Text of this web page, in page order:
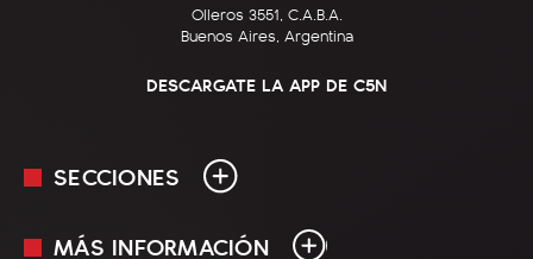
Olleros 3551, C.A.B.A.
Buenos Aires, Argentina
DESCARGATE LA APP DE C5N
SECCIONES
En Vivo
MÁS INFORMACIÓN